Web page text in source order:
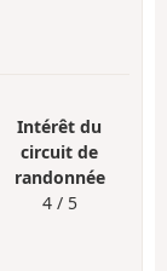
Intérêt du
circuit de
randonnée
4 / 5